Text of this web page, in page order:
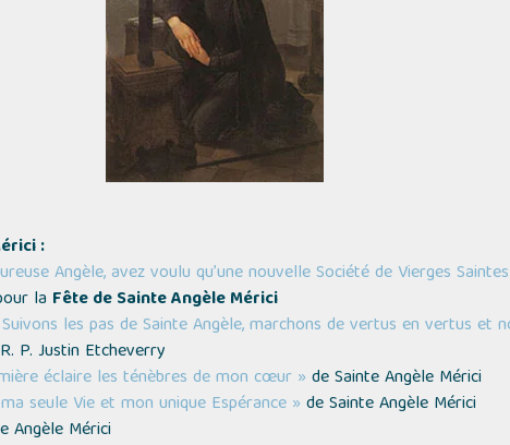
:
Angèle, avez voulu qu’une nouvelle Société de Vierges
la Fête de Sainte Angèle Mérici
les pas de Sainte Angèle, marchons de vertus en vertus et
P. Justin Etcheverry
éclaire les ténèbres de mon cœur » de Sainte Angèle Mérici
seule Vie et mon unique Espérance » de Sainte Angèle Mérici
Angèle Mérici